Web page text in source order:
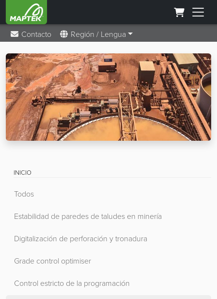
Contacto Región / Lengua
INICIO
Todos
Estabilidad de paredes de taludes en minería
Digitalización de perforación y tronadura
Grade control optimiser
Control estricto de la programación